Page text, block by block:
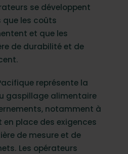
se développent
les coûts
et que les
de durabilité et de
représente la
gaspillage alimentaire
notamment à
place des exigences
de mesure et de
Les opérateurs